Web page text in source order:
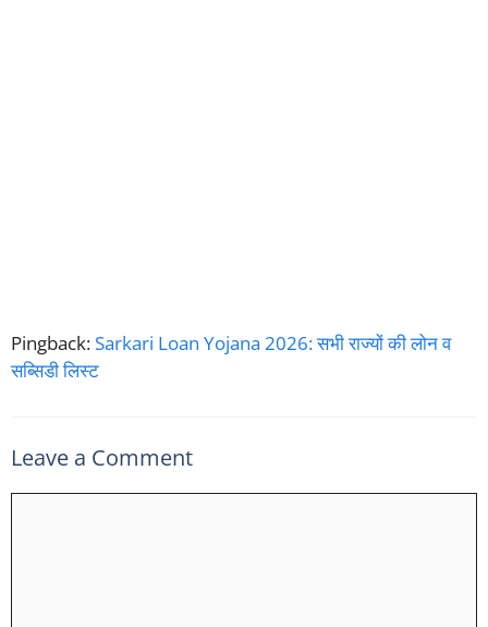
Pingback:Sarkari Loan Yojana 2026: सभी राज्यों की लोन व
सब्सिडी लिस्ट
Leave a Comment